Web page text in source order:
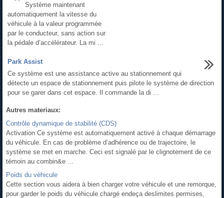
Systéme maintenant
automatiquement la vitesse du
véhicule à la valeur programmée
par le conducteur, sans action sur
la pédale d’accélérateur. La mi ...
Park Assist
Ce système est une assistance active au stationnement qui
détecte un espace de stationnement puis pilote le système de direction
pour se garer dans cet espace. Il commande la di ...
Autres materiaux:
Contrôle dynamique de stabilité (CDS)
Activation Ce système est automatiquement activé à chaque démarrage
du véhicule. En cas de problème d’adhérence ou de trajectoire, le
système se met en marche. Ceci est signalé par le clignotement de ce
témoin au combin&e ...
Poids du véhicule
Cette section vous aidera à bien charger votre véhicule et une remorque,
pour garder le poids du véhicule chargé endeça deslimites permises,